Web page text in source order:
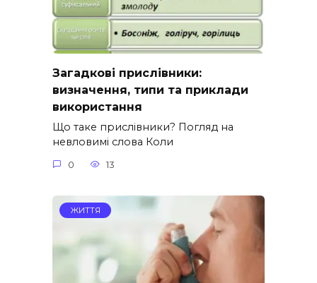
Загадкові прислівники:
визначення, типи та приклади
використання
Що таке прислівники? Погляд на
невловимі слова Коли
0 13
ЖИТТЯ